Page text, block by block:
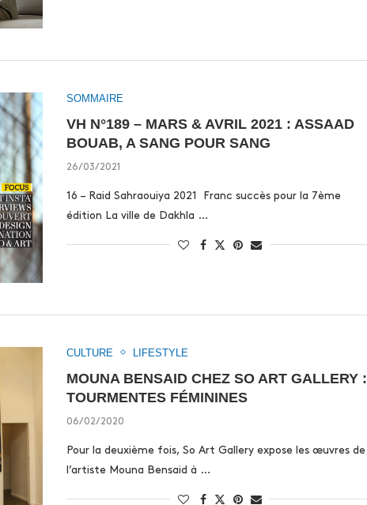
SOMMAIRE
VH N°189 – MARS & AVRIL 2021 : ASSAAD
BOUAB, A SANG POUR SANG
26/03/2021
16 – Raid Sahraouiya 2021 Franc succès pour la 7ème
édition La ville de Dakhla …
CULTURE LIFESTYLE
MOUNA BENSAID CHEZ SO ART GALLERY :
TOURMENTES FÉMININES
06/02/2020
Pour la deuxième fois, So Art Gallery expose les œuvres de
l’artiste Mouna Bensaid à …